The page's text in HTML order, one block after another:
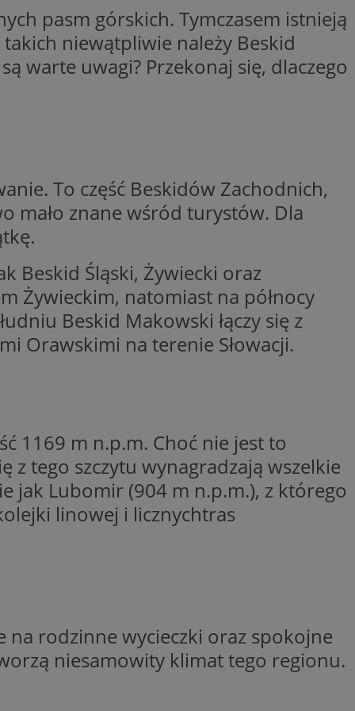
pasm górskich. Tymczasem istnieją
niewątpliwie należy Beskid
warte uwagi? Przekonaj się, dlaczego
To część Beskidów Zachodnich,
mało znane wśród turystów. Dla
Beskid Śląski, Żywiecki oraz
Żywieckim, natomiast na północy
Beskid Makowski łączy się z
Orawskimi na terenie Słowacji.
1169 m n.p.m. Choć nie jest to
z tego szczytu wynagradzają wszelkie
jak Lubomir (904 m n.p.m.), z którego
linowej i licznychtras
rodzinne wycieczki oraz spokojne
niesamowity klimat tego regionu.
sesji.
sesji.
sesji.
o zgodzie
ludzi i botów. Jest
ponieważ
na temat
Cookie-
dotyczących
poprawnie.
ludzi i botów. Jest
ponieważ
na temat
poprawy
- co
usługi
Jest on
do
przez
for
reklam
używamy
do
sposób
użytkownika
produktów
rzeczywistym od